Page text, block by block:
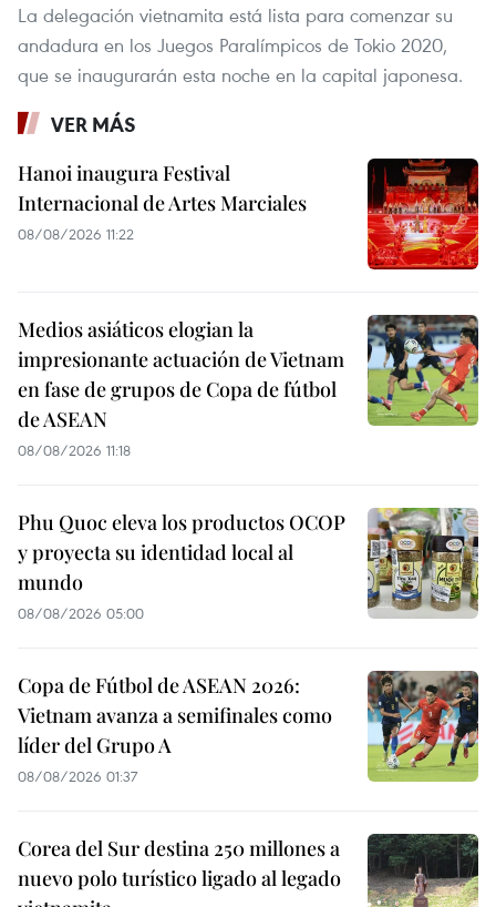
La delegación vietnamita está lista para comenzar su
andadura en los Juegos Paralímpicos de Tokio 2020,
que se inaugurarán esta noche en la capital japonesa.
VER MÁS
Hanoi inaugura Festival
Internacional de Artes Marciales
08/08/2026 11:22
Medios asiáticos elogian la
impresionante actuación de Vietnam
en fase de grupos de Copa de fútbol
de ASEAN
08/08/2026 11:18
Phu Quoc eleva los productos OCOP
y proyecta su identidad local al
mundo
08/08/2026 05:00
Copa de Fútbol de ASEAN 2026:
Vietnam avanza a semifinales como
líder del Grupo A
08/08/2026 01:37
Corea del Sur destina 250 millones a
nuevo polo turístico ligado al legado